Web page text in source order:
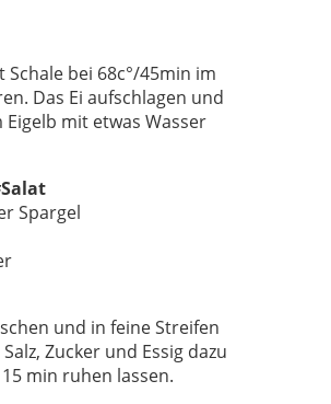
Schale bei 68c°/45min im
Das Ei aufschlagen und
Eigelb mit etwas Wasser
Spargel
und in feine Streifen
Zucker und Essig dazu
min ruhen lassen.